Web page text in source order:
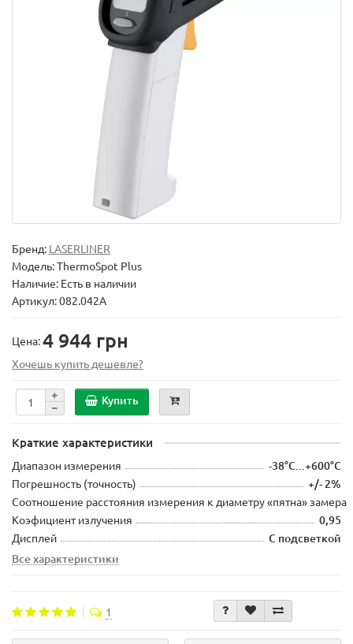
Бренд: LASERLINER
Модель:ThermoSpot Plus
Наличие: Есть в наличии
Артикул: 082.042A
Цена:4 944 грн
Хочешь купить дешевле?
Купить
Краткие характеристики
Диапазон измерения -38°C...+600°C
Погрешность (точность) +/- 2%
Соотношение расстояния измерения к диаметру «пятна» замера
Коэфициент излучения
0,95
Дисплей
С подсветкой
Все характеристики
1